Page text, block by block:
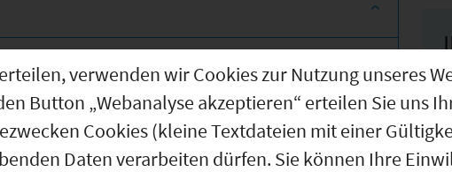
verwenden wir Cookies zur Nutzung unseres
Button „Webanalyse akzeptieren“ erteilen Sie uns
Cookies (kleine Textdateien mit einer
Daten verarbeiten dürfen. Sie können Ihre